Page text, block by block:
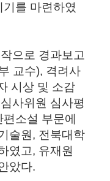
를 마련하였
으로 경과보고
교수), 격려사
시상 및 소감
사위원 심사평
소설 부문에
술원, 전북대학
였고, 유재원
았다.